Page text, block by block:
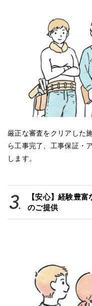
厳正な審査をクリアした
ら工事完了、工事保証・
します。
【安心】経験豊
のご提供